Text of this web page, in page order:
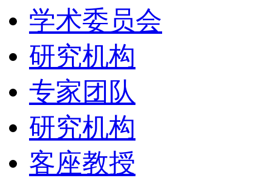
学术委员会
研究机构
专家团队
研究机构
客座教授